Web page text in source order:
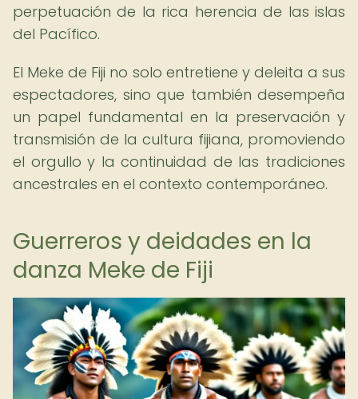
perpetuación de la rica herencia de las islas
del Pacífico.
El Meke de Fiji no solo entretiene y deleita a sus
espectadores, sino que también desempeña
un papel fundamental en la preservación y
transmisión de la cultura fijiana, promoviendo
el orgullo y la continuidad de las tradiciones
ancestrales en el contexto contemporáneo.
Guerreros y deidades en la
danza Meke de Fiji